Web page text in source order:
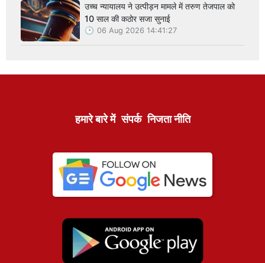
उच्च न्यायालय ने उत्पीड़न मामले में तरुण तेजपाल को
10 साल की कठोर सजा सुनाई
06 Aug 2026 14:41:27
हमारे बारे में संपर्क निजता नीति